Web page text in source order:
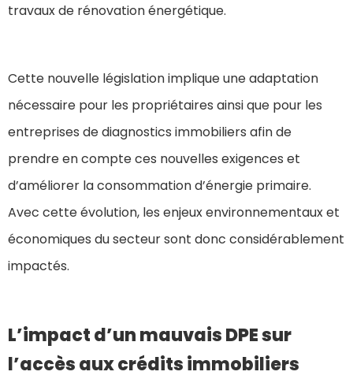
travaux de rénovation énergétique.
Cette nouvelle législation implique une adaptation
nécessaire pour les propriétaires ainsi que pour les
entreprises de diagnostics immobiliers afin de
prendre en compte ces nouvelles exigences et
d’améliorer la consommation d’énergie primaire.
Avec cette évolution, les enjeux environnementaux et
économiques du secteur sont donc considérablement
impactés.
L’impact d’un mauvais DPE sur
l’accès aux crédits immobiliers